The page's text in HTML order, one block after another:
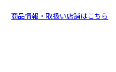
商品情報・取扱い店舗はこちら